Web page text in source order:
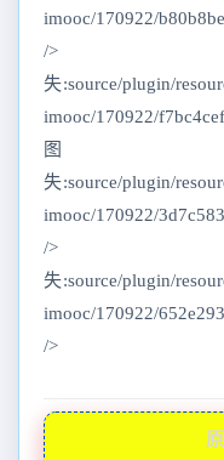
imooc/170922/
/>
失:source/plugin/
imooc/170922/
失:source/plugin/
imooc/170922/
/>
失:source/plugin/
imooc/170922/
/>